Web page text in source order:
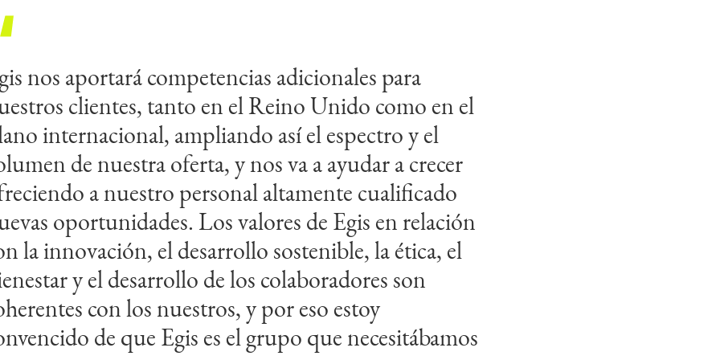
nos aportará competencias adicionales para
clientes, tanto en el Reino Unido como en el
internacional, ampliando así el espectro y el
de nuestra oferta, y nos va a ayudar a crecer
a nuestro personal altamente cualificado
oportunidades. Los valores de Egis en relación
la innovación, el desarrollo sostenible, la ética, el
y el desarrollo de los colaboradores son
con los nuestros, y por eso estoy
de que Egis es el grupo que necesitábamos
encantados de unirnos a la red mundial de
En este periodo de rápida expansión de las
australianas, Indec podrá a partir de
acceder a competencias y recursos
para responder mejor a las necesidades
de nuestros clientes actuales y futuros. Egis
comparten una visión común del crecimiento
de la empresa en el mercado australiano y las
que ofrecerá este crecimiento a
equipo.